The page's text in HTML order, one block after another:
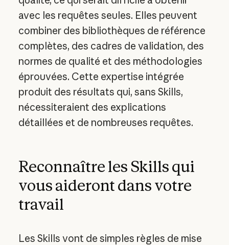
avec les requêtes seules. Elles peuvent
combiner des bibliothèques de référence
complètes, des cadres de validation, des
normes de qualité et des méthodologies
éprouvées. Cette expertise intégrée
produit des résultats qui, sans Skills,
nécessiteraient des explications
détaillées et de nombreuses requêtes.
Reconnaître les Skills qui
vous aideront dans votre
travail
Les Skills vont de simples règles de mise